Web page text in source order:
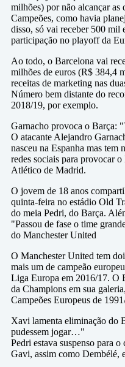
milhões) por não alcançar
Campeões, como havia
disso, só vai receber 500 mil
participação no playoff da
Ao todo, o Barcelona vai
milhões de euros (R$ 384,4
receitas de marketing nas
Número bem distante do
2018/19, por exemplo.
Garnacho provoca o Barça:
O atacante Alejandro
nasceu na Espanha mas tem
redes sociais para provocar
Atlético de Madrid.
O jovem de 18 anos
quinta-feira no estádio Old
do meia Pedri, do Barça.
"Passou de fase o time
do Manchester United
O Manchester United tem
mais um de campeão
Liga Europa em 2016/17. O
da Champions em sua
Campeões Europeus de
Xavi lamenta eliminação do
pudessem jogar…"
Pedri estava suspenso para
Gavi, assim como Dembélé,